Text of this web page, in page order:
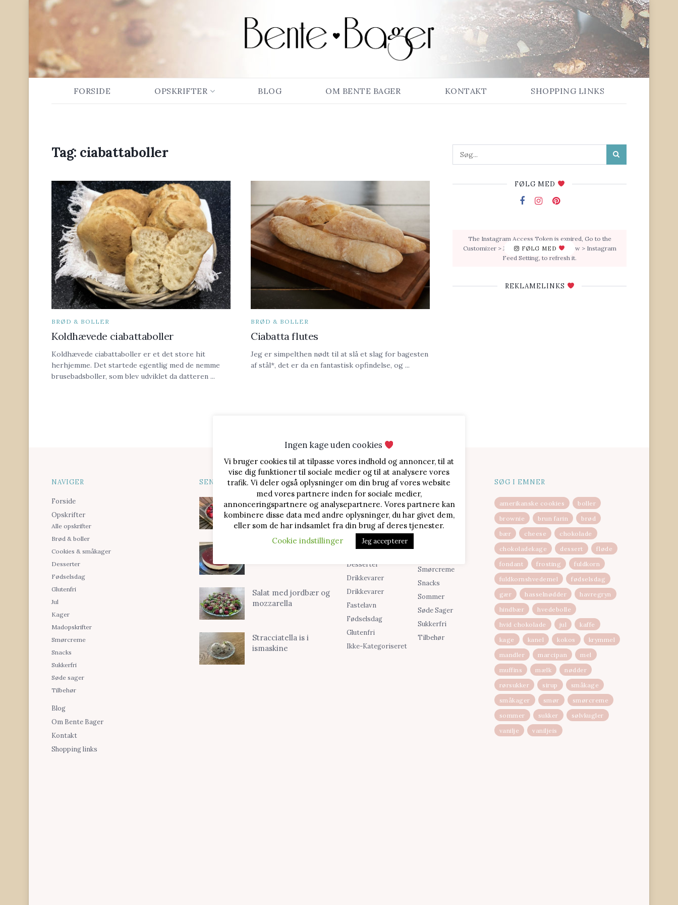
FORSIDE OPSKRIFTER BLOG OM BENTE BAGER KONTAKT SHOPPING LINKS
Tag: ciabattaboller
BRØD & BOLLER
Koldhævede ciabattaboller
Koldhævede ciabattaboller er et det store hit
herhjemme. Det startede egentlig med de nemme
brusebadsboller, som blev udviklet da datteren ...
BRØD & BOLLER
Ciabatta flutes
Jeg er simpelthen nødt til at slå et slag for bagesten
af stål*, det er da en fantastisk opfindelse, og ...
FØLG MED
FØLG MED
The Instagram Access Token is expired, Go to the
Customizer > JNews : Social, Like & View > Instagram
Feed Setting, to refresh it.
REKLAMELINKS
NAVIGER
Forside
Opskrifter
Alle opskrifter
Brød & boller
Cookies & småkager
Desserter
Fødselsdag
Glutenfri
Jul
Kager
Madopskrifter
Smørcreme
Snacks
Sukkerfri
Søde sager
Tilbehør
Blog
Om Bente Bager
Kontakt
Shopping links
SENESTE OPSKRIFTER
Jordbærtærte med
mascarponecreme
Salat med jordbær og
mozzarella
Stracciatella is i
ismaskine
SØG I KATEGORIER
Alle Opskrifter
Blog
Brød & Boller
Cookies &
Småkager
Desserter
Drikkevarer
Drikkevarer
Fastelavn
Fødselsdag
Glutenfri
Ikke-Kategoriseret
Is
Jul
Kager
Smørcreme
Snacks
Sommer
Søde Sager
Sukkerfri
Tilbehør
SØG I EMNER
amerikanske cookies
boller
brownie
brun farin
brød
bær
cheese
chokolade
chokoladekage
dessert
fløde
fondant
frosting
fuldkorn
fuldkornshvedemel
fødselsdag
gær
hasselnødder
havregryn
hindbær
hvedebolle
hvid chokolade
jul
kaffe
kage
kanel kokos
krymmel
mandler
marcipan
mel
muffins
mælk
nødder
rørsukker
sirup
småkage
småkager
smør
smørcreme
sommer
sukker
sølvkugler
vanilje
vaniljeis
Ingen kage uden cookies
Vi bruger cookies til at tilpasse vores indhold og annoncer, til at
vise dig funktioner til sociale medier og til at analysere vores
trafik. Vi deler også oplysninger om din brug af vores website
med vores partnere inden for sociale medier,
annonceringspartnere og analysepartnere. Vores partnere kan
kombinere disse data med andre oplysninger, du har givet dem,
eller som de har indsamlet fra din brug af deres tjenester.
Cookie indstillinger
Jeg accepterer